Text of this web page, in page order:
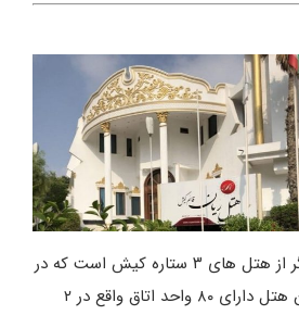
هتل رُیان قائم یکی دیگر از هتل های ۳ ستاره کیش است که در
مرکز جزیره قرار دارد. این هتل دارای ۸۰ واحد اتاق واقع در ۲